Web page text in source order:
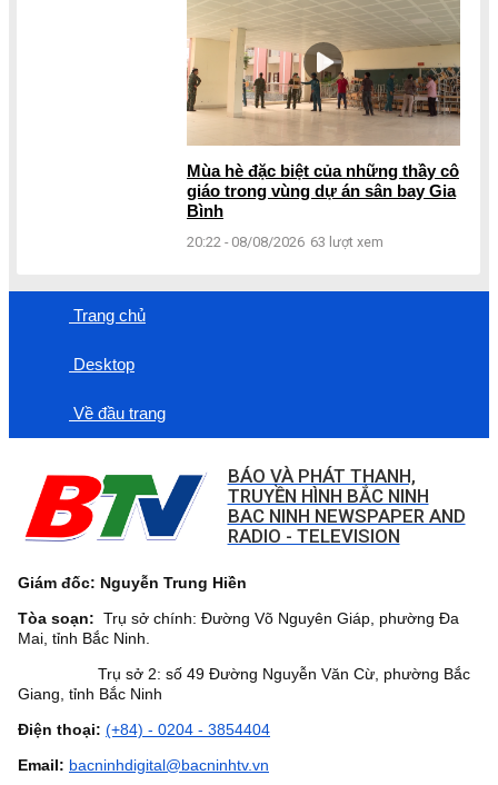
Mùa hè đặc biệt của những thầy cô
giáo trong vùng dự án sân bay Gia
Bình
20:22 - 08/08/2026 63 lượt xem
Trang chủ
Desktop
Về đầu trang
BÁO VÀ PHÁT THANH,
TRUYỀN HÌNH BẮC NINH
BAC NINH NEWSPAPER AND
RADIO - TELEVISION
Giám đốc: Nguyễn Trung Hiền
Tòa soạn: Trụ sở chính: Đường Võ Nguyên Giáp, phường Đa
Mai, tỉnh Bắc Ninh.
Trụ sở 2: số 49 Đường Nguyễn Văn Cừ, phường Bắc
Giang, tỉnh Bắc Ninh
Điện thoại: (+84) - 0204 - 3854404
Email: bacninhdigital@bacninhtv.vn